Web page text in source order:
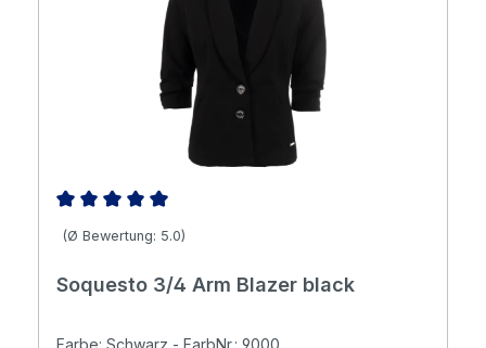
Durchschnittliche Bewertung von 5 von 5 Sternen
(Ø Bewertung: 5.0)
Soquesto 3/4 Arm Blazer black
Farbe: Schwarz - FarbNr.: 9000